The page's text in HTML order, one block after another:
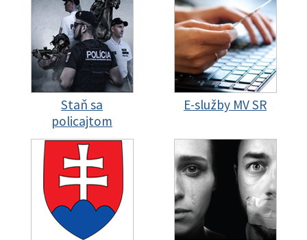
Staň sa
policajtom
E-služby MV SR